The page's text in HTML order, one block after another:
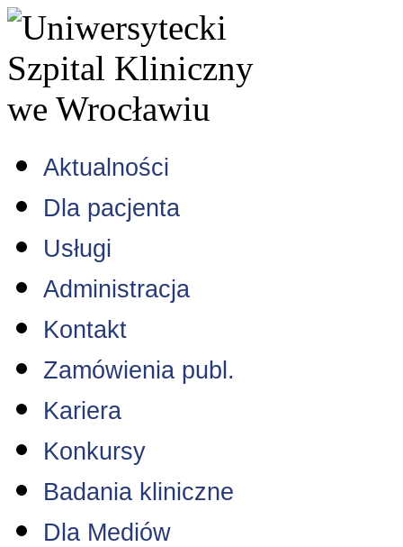
Aktualności
Dla pacjenta
Usługi
Administracja
Kontakt
Zamówienia publ.
Kariera
Konkursy
Badania kliniczne
Dla Mediów